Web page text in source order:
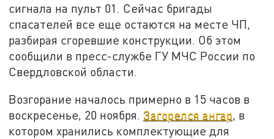
сигнала на пульт 01. Сейчас бригады
спасателей все еще остаются на месте ЧП,
разбирая сгоревшие конструкции. Об этом
сообщили в пресс-службе ГУ МЧС России по
Свердловской области.
Возгорание началось примерно в 15 часов в
воскресенье, 20 ноября. Загорелся ангар, в
котором хранились комплектующие для